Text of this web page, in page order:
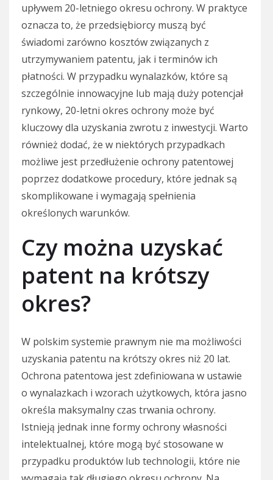
upływem 20-letniego okresu ochrony. W praktyce
oznacza to, że przedsiębiorcy muszą być
świadomi zarówno kosztów związanych z
utrzymywaniem patentu, jak i terminów ich
płatności. W przypadku wynalazków, które są
szczególnie innowacyjne lub mają duży potencjał
rynkowy, 20-letni okres ochrony może być
kluczowy dla uzyskania zwrotu z inwestycji. Warto
również dodać, że w niektórych przypadkach
możliwe jest przedłużenie ochrony patentowej
poprzez dodatkowe procedury, które jednak są
skomplikowane i wymagają spełnienia
określonych warunków.
Czy można uzyskać
patent na krótszy
okres?
W polskim systemie prawnym nie ma możliwości
uzyskania patentu na krótszy okres niż 20 lat.
Ochrona patentowa jest zdefiniowana w ustawie
o wynalazkach i wzorach użytkowych, która jasno
określa maksymalny czas trwania ochrony.
Istnieją jednak inne formy ochrony własności
intelektualnej, które mogą być stosowane w
przypadku produktów lub technologii, które nie